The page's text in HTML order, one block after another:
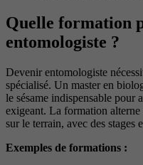
Quelle formation
entomologiste ?
Devenir entomologiste
spécialisé. Un master en
le sésame indispensable pour
exigeant. La formation
sur le terrain, avec des stages
Exemples de formations :